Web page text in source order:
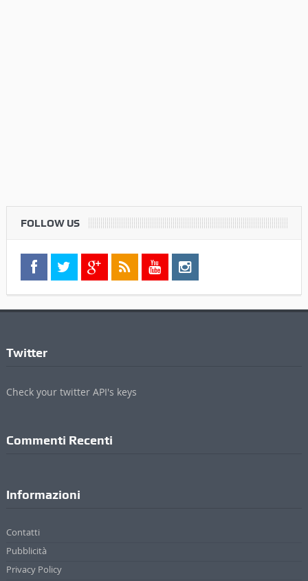
FOLLOW US
Twitter
Check your twitter API's keys
Commenti Recenti
Informazioni
Contatti
Pubblicità
Privacy Policy